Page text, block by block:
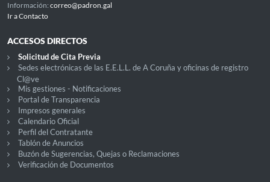
Información: correo@padron.gal
Ir a Contacto
ACCESOS DIRECTOS
Solicitud de Cita Previa
Sedes electrónicas de las E.E.L.L. de A Coruña y oficinas de registro
Cl@ve
Mis gestiones - Notificaciones
Portal de Transparencia
Impresos generales
Calendario Oficial
Perfil del Contratante
Tablón de Anuncios
Buzón de Sugerencias, Quejas o Reclamaciones
Verificación de Documentos